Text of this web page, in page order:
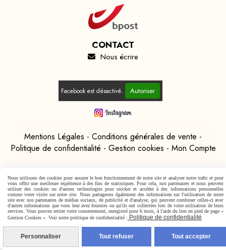
CONTACT
 Nous écrire
Facebook est désactivé. Autoriser
Mentions Légales
Conditions générales de vente
Politique de confidentialité
Gestion cookies Mon Compte
Nous utilisons des cookies pour assurer le bon fonctionnement de notre site et analyser notre trafic et pour
vous offrir une meilleure expérience à des fins de statistiques. Pour cela, nos partenaires et nous peuvent
utiliser des cookies ou d'autres technologies pour stocker et accéder à des informations personnelles
comme votre visite sur notre site. Nous partageons également des informations sur l'utilisation de notre
site avec nos partenaires de médias sociaux, de publicité et d'analyse, qui peuvent combiner celles-ci avec
d'autres informations que vous leur avez fournies ou qu'ils ont collectées lors de votre utilisation de leurs
services. Vous pouvez retirer votre consentement, enregistré pour 6 mois, à l'aide du lien en pied de page «
Gestion Cookies ». Voir notre politique de confidentialité : Politique de confidentialité
Personnaliser Tout refuser Tout accepter